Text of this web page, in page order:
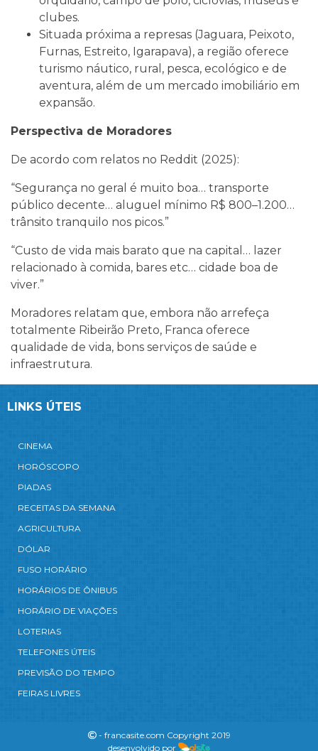
clubes.
Situada próxima a represas (Jaguara, Peixoto,
Furnas, Estreito, Igarapava), a região oferece
turismo náutico, rural, pesca, ecológico e de
aventura, além de um mercado imobiliário em
expansão.
Perspectiva de Moradores
De acordo com relatos no Reddit (2025):
“Segurança no geral é muito boa… transporte
público decente… aluguel mínimo R$ 800–1.200…
trânsito tranquilo nos picos.”
“Custo de vida mais barato que na capital… lazer
relacionado à comida, bares etc… cidade boa de
viver.”
Moradores relatam que, embora não arrefeça
totalmente Ribeirão Preto, Franca oferece
qualidade de vida, bons serviços de saúde e
infraestrutura.
LINKS ÚTEIS
CINEMA
HORÓSCOPO
PIADAS
RECEITAS DA SEMANA
AGRICULTURA
DÓLAR
FUSO HORÁRIO
HORÁRIOS DE ÔNIBUS
HORÁRIO DE VIAÇÕES
LOTERIAS
TELEFONES ÚTEIS
PREVISÃO DO TEMPO
FEIRAS LIVRES
- francasite.com Copyright 2019
desenvolvido por